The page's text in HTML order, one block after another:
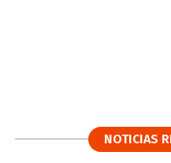
NOTICIAS